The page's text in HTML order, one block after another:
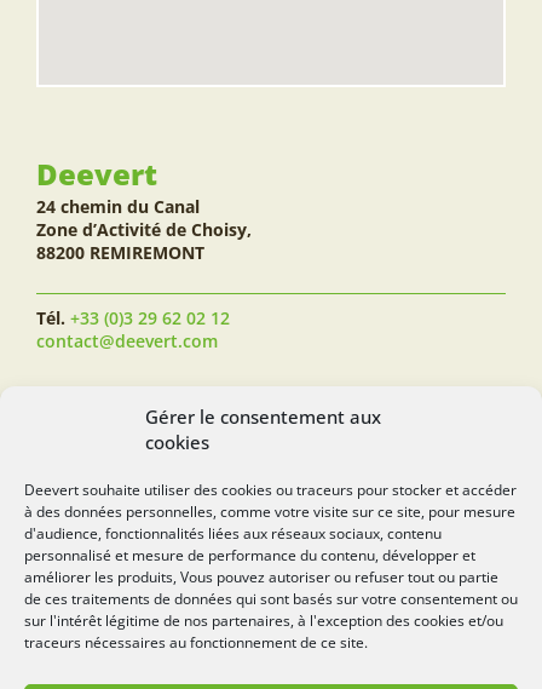
Gérer le consentement aux
cookies
Deevert souhaite utiliser des cookies ou traceurs pour stocker et accéder
à des données personnelles, comme votre visite sur ce site, pour mesure
d'audience, fonctionnalités liées aux réseaux sociaux, contenu
personnalisé et mesure de performance du contenu, développer et
améliorer les produits, Vous pouvez autoriser ou refuser tout ou partie
de ces traitements de données qui sont basés sur votre consentement ou
sur l'intérêt légitime de nos partenaires, à l'exception des cookies et/ou
traceurs nécessaires au fonctionnement de ce site.
Deevert
24 chemin du Canal
Zone d’Activité de Choisy,
88200 REMIREMONT
Tél. +33 (0)3 29 62 02 12
contact@deevert.com
SUIVEZ-NOUS...
deevert.com